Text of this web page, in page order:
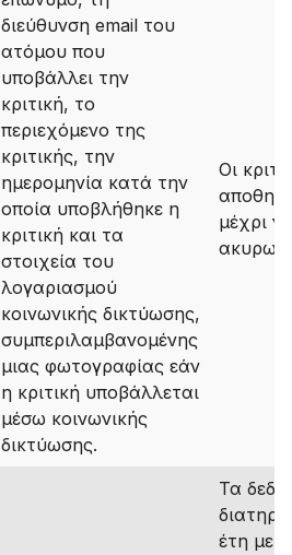
διεύθυνση email του
ατόμου που
υποβάλλει την
κριτική, το
περιεχόμενο της
κριτικής, την
ημερομηνία κατά την
οποία υποβλήθηκε η
κριτική και τα
στοιχεία του
λογαριασμού
κοινωνικής δικτύωσης,
συμπεριλαμβανομένης
μιας φωτογραφίας εάν
η κριτική υποβάλλεται
μέσω κοινωνικής
δικτύωσης.
Οι
μέχρι
Τα
έτη